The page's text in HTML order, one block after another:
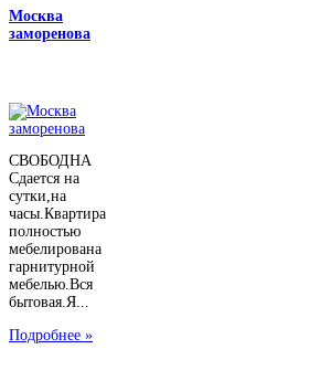
Москва
заморенова
СВОБОДНА
Сдается на
сутки,на
часы.Квартира
полностью
мебелирована
гарнитурной
мебелью.Вся
бытовая.Я...
Подробнее »